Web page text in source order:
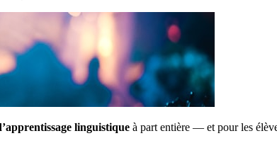
linguistique à part entière — et pour les